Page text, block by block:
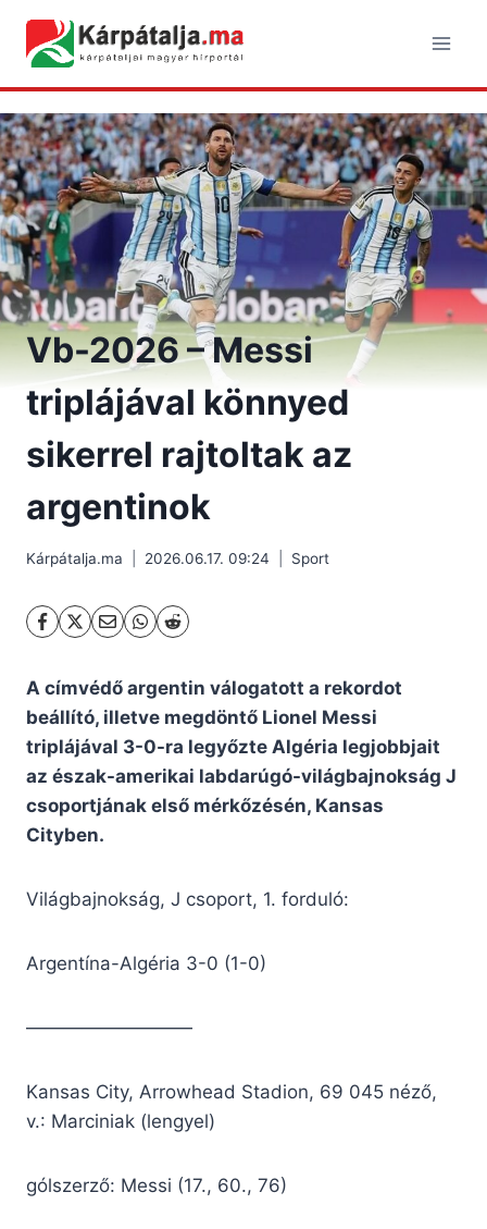
content
Vb-2026 – Messi
triplájával könnyed
sikerrel rajtoltak az
argentinok
Kárpátalja.ma 2026.06.17. 09:24 Sport
A címvédő argentin válogatott a rekordot
beállító, illetve megdöntő Lionel Messi
triplájával 3-0-ra legyőzte Algéria legjobbjait
az észak-amerikai labdarúgó-világbajnokság J
csoportjának első mérkőzésén, Kansas
Cityben.
Világbajnokság, J csoport, 1. forduló:
Argentína-Algéria 3-0 (1-0)
—————————
Kansas City, Arrowhead Stadion, 69 045 néző,
v.: Marciniak (lengyel)
gólszerző: Messi (17., 60., 76)